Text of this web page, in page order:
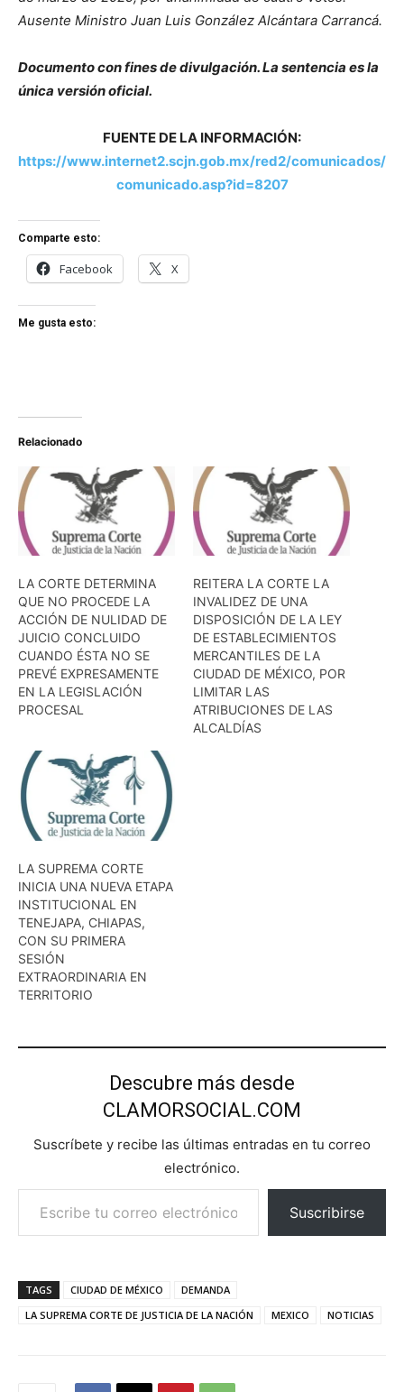
Ausente Ministro Juan Luis González Alcántara Carrancá.
Documento con fines de divulgación. La sentencia es la
única versión oficial.
FUENTE DE LA INFORMACIÓN:
https://www.internet2.scjn.gob.mx/red2/comunicados/
comunicado.asp?id=8207
Comparte esto:
Facebook X
Me gusta esto:
Relacionado
LA CORTE DETERMINA
QUE NO PROCEDE LA
ACCIÓN DE NULIDAD DE
JUICIO CONCLUIDO
CUANDO ÉSTA NO SE
PREVÉ EXPRESAMENTE
EN LA LEGISLACIÓN
PROCESAL
REITERA LA CORTE LA
INVALIDEZ DE UNA
DISPOSICIÓN DE LA LEY
DE ESTABLECIMIENTOS
MERCANTILES DE LA
CIUDAD DE MÉXICO, POR
LIMITAR LAS
ATRIBUCIONES DE LAS
ALCALDÍAS
LA SUPREMA CORTE
INICIA UNA NUEVA ETAPA
INSTITUCIONAL EN
TENEJAPA, CHIAPAS,
CON SU PRIMERA
SESIÓN
EXTRAORDINARIA EN
TERRITORIO
Descubre más desde
CLAMORSOCIAL.COM
Suscríbete y recibe las últimas entradas en tu correo
electrónico.
Escribe tu correo electrónico…
Suscribirse
TAGS CIUDAD DE MÉXICO
DEMANDA
LA SUPREMA CORTE DE JUSTICIA DE LA NACIÓN
MEXICO NOTICIAS